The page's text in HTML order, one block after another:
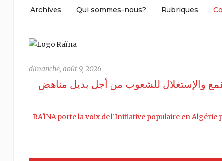
Archives Qui sommes-nous? Rubriques
dimanche, août 9, 2026
واﻹستغلال للشعوب من أجل بديل مناهض
RAÏNA porte la voix de l’Initiative populaire en Algérie